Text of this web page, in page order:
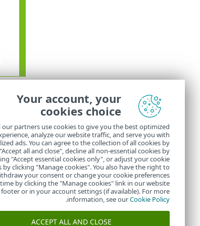
حذف
Your account, your
cookies choice
our partners use cookies to give you the best optimized
analyze our website traffic, and serve you with
ads. You can agree to the collection of all cookies by
all and close", decline all non-essential cookies by
"Accept essential cookies only", or adjust your cookie
by clicking "Manage cookies". You also have the right to
your consent or change your cookie preferences
by clicking the "Manage cookies" link in our website
footer or in your account settings (if available). For more
information, see ourCookie Policy
.
ACCEPT ALL AND CLOSE